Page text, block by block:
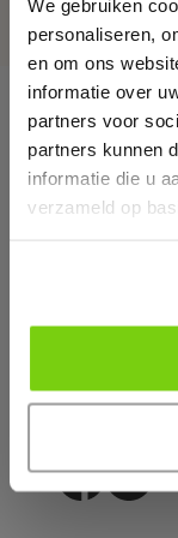
We gebruiken
personaliseren,
en om ons
informatie over
partners voor
partners kunnen
informatie die u
verzameld op
Haven 142
Whatsapp.